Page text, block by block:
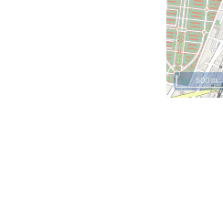
500 m